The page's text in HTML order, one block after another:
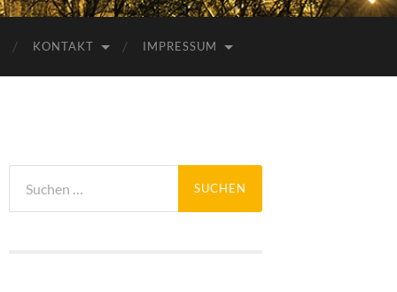
KONTAKT IMPRESSUM
nach: